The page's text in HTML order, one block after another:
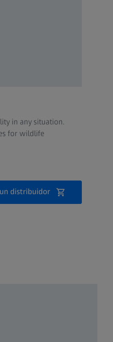
in any situation.
for wildlife
distribuidor